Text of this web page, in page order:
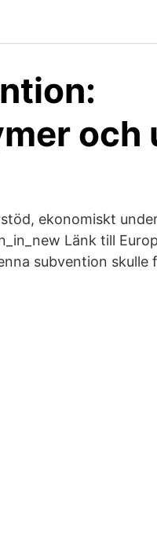
och
ekonomiskt
Länk till
subvention skulle